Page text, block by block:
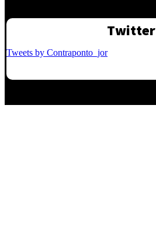
Twitter
Tweets by Contraponto_jor